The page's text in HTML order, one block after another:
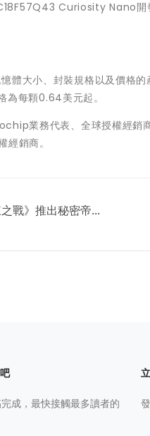
Curiosity Nano開
體大小、封裝規格以及價格
為每顆0.64美元起。
業務代表、全球授權經
銷商。
戰》推出秘密帝...
成，最快接觸最多讀者的